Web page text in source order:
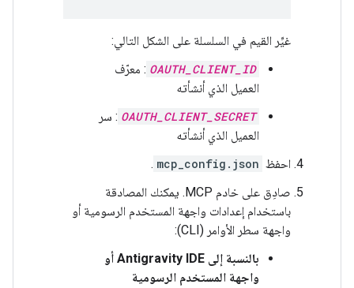
غيِّر القيم في السلسلة على الشكل التالي:
OAUTH_CLIENT_ID : معرّف
العميل الذي أنشأته
OAUTH_CLIENT_SECRET : سر
العميل الذي أنشأته
احفظ mcp_config.json
.
صادِق على خادم MCP. يمكنك المصادقة
باستخدام إعدادات واجهة المستخدم الرسومية أو
واجهة سطر الأوامر (CLI):
بالنسبة إلى Antigravity IDE أو
واجهة المستخدم الرسومية